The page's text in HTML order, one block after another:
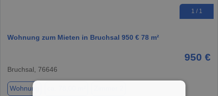
1 / 1
Wohnung zum Mieten in Bruchsal 950 € 78 m²
950 €
Bruchsal, 76646
Wohnung